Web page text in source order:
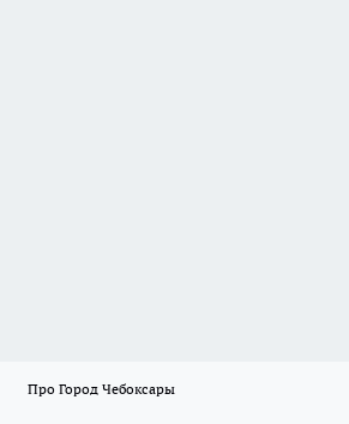
Про Город Чебоксары